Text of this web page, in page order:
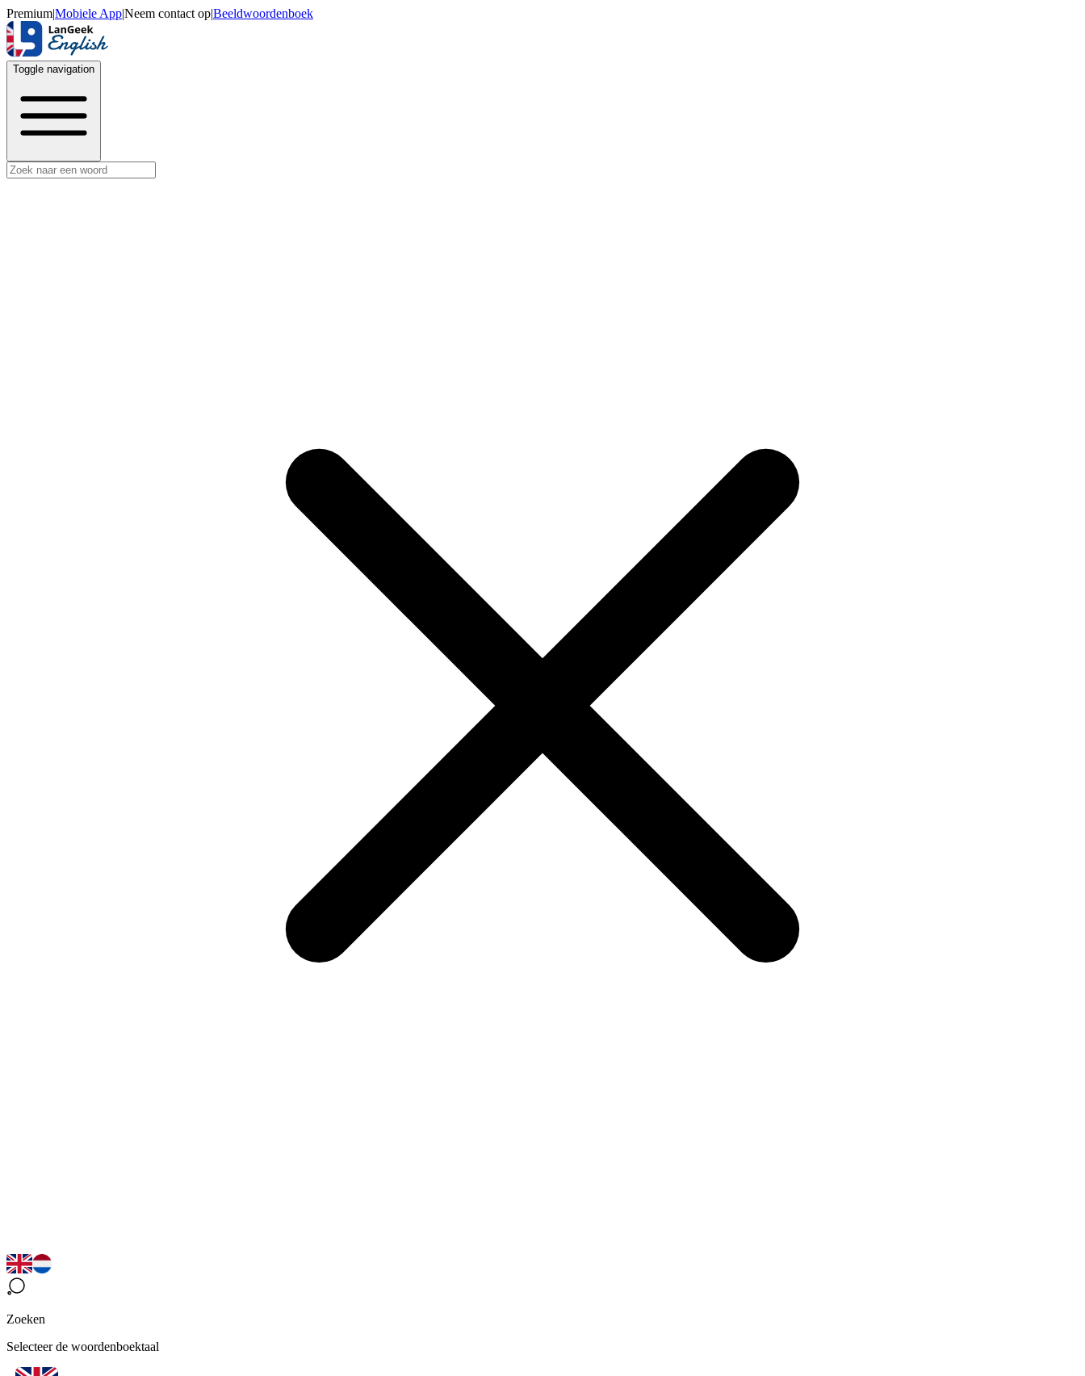
Premium|Mobiele App|Neem contact op|Beeldwoordenboek
Toggle navigation
Zoeken
Selecteer de woordenboektaal